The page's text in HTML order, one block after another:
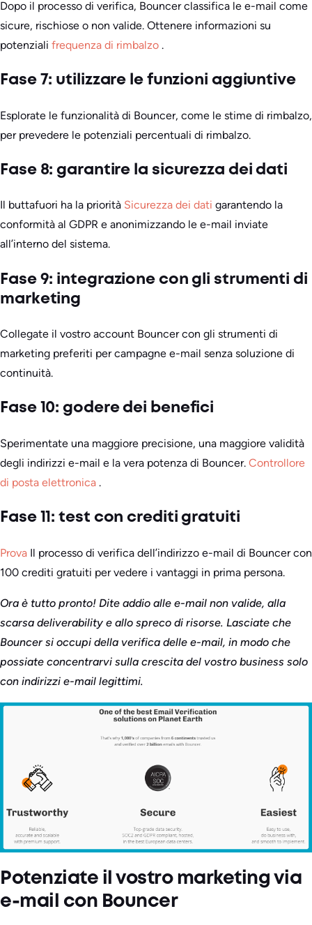
Dopo il processo di verifica, Bouncer classifica le e-mail come
sicure, rischiose o non valide. Ottenere informazioni su
potenziali frequenza di rimbalzo .
Fase 7: utilizzare le funzioni aggiuntive
Esplorate le funzionalità di Bouncer, come le stime di rimbalzo,
per prevedere le potenziali percentuali di rimbalzo.
Fase 8: garantire la sicurezza dei dati
Il buttafuori ha la priorità Sicurezza dei dati garantendo la
conformità al GDPR e anonimizzando le e-mail inviate
all’interno del sistema.
Fase 9: integrazione con gli strumenti di
marketing
Collegate il vostro account Bouncer con gli strumenti di
marketing preferiti per campagne e-mail senza soluzione di
continuità.
Fase 10: godere dei benefici
Sperimentate una maggiore precisione, una maggiore validità
degli indirizzi e-mail e la vera potenza di Bouncer. Controllore
di posta elettronica .
Fase 11: test con crediti gratuiti
Prova Il processo di verifica dell’indirizzo e-mail di Bouncer con
100 crediti gratuiti per vedere i vantaggi in prima persona.
Ora è tutto pronto! Dite addio alle e-mail non valide, alla
scarsa deliverability e allo spreco di risorse. Lasciate che
Bouncer si occupi della verifica delle e-mail, in modo che
possiate concentrarvi sulla crescita del vostro business solo
con indirizzi e-mail legittimi.
Potenziate il vostro marketing via
e-mail con Bouncer